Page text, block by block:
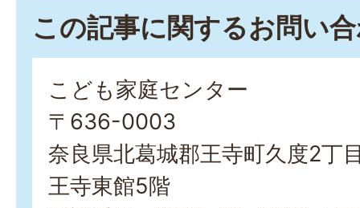
この記事に関するお問い
こども家庭センター
〒636-0003
奈良県北葛城郡王寺町久度2丁
王寺東館5階